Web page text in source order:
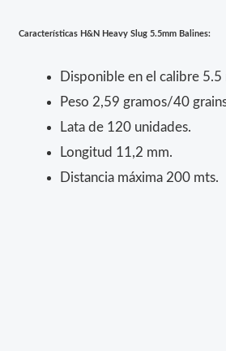
Características H&N Heavy Slug 5.5mm Balines:
Disponible en el calibre 5.5
Peso 2,59 gramos/40
Lata de 120 unidades.
Longitud 11,2 mm.
Distancia máxima 200 mts.